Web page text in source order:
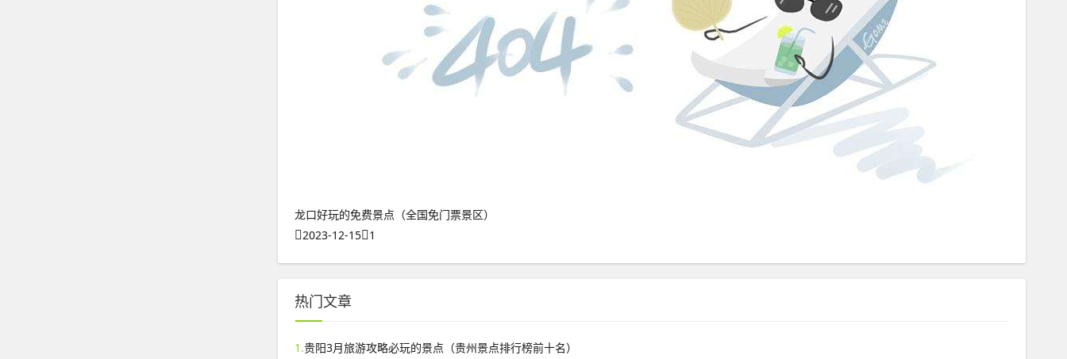
龙口好玩的免费景点（全国免门票景区）
2023-12-15 1
热门文章
1.贵阳3月旅游攻略必玩的景点（贵州景点排行榜前十名）